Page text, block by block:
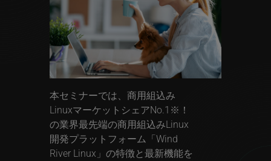
本セミナーでは、商用組込み
LinuxマーケットシェアNo.1※！
の業界最先端の商用組込みLinux
開発プラットフォーム「Wind
River Linux」の特徴と最新機能を